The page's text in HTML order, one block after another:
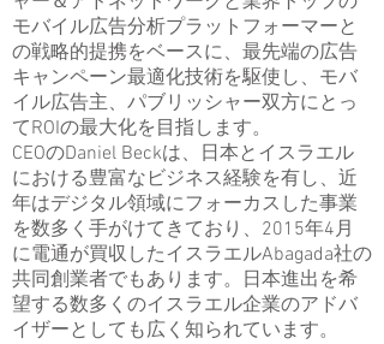
モバイル広告分析プラットフォーマーと
の戦略的提携をベースに、最先端の広告
キャンペーン最適化技術を駆使し、モバ
イル広告主、パブリッシャー双方にとっ
てROIの最大化を目指します。
CEOのDaniel Beckは、日本とイスラエル
における豊富なビジネス経験を有し、近
年はデジタル領域にフォーカスした事業
を数多く手がけてきており、2015年4月
に電通が買収したイスラエルAbagada社の
共同創業者でもあります。日本進出を希
望する数多くのイスラエル企業のアドバ
イザーとしても広く知られています。